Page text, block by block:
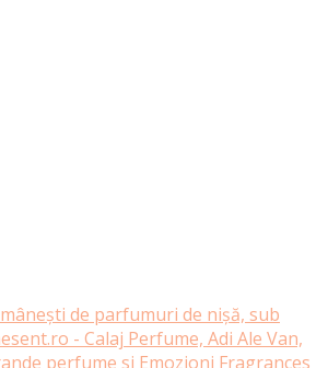
de parfumuri de nișă, sub
- Calaj Perfume, Adi Ale Van,
perfume si Emozioni Fragrances